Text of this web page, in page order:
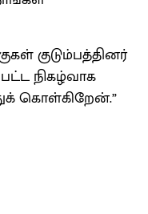
குடும்பத்தினர்
நிகழ்வாக
கொள்கிறேன்.”